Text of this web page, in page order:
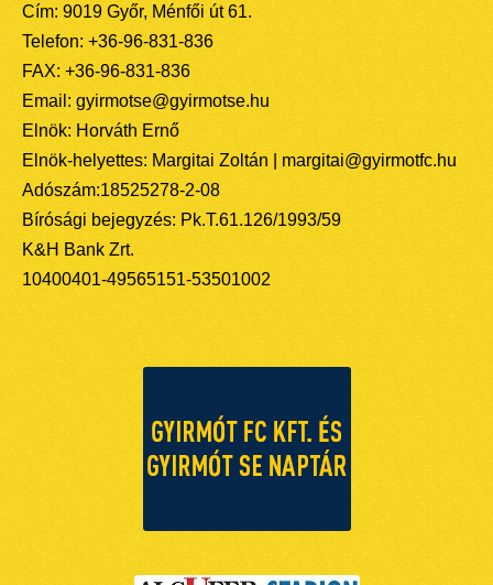
Cím: 9019 Győr, Ménfői út 61.
Telefon: +36-96-831-836
FAX: +36-96-831-836
Email: gyirmotse@gyirmotse.hu
Elnök: Horváth Ernő
Elnök-helyettes: Margitai Zoltán | margitai@gyirmotfc.hu
Adószám:18525278-2-08
Bírósági bejegyzés: Pk.T.61.126/1993/59
K&H Bank Zrt.
10400401-49565151-53501002